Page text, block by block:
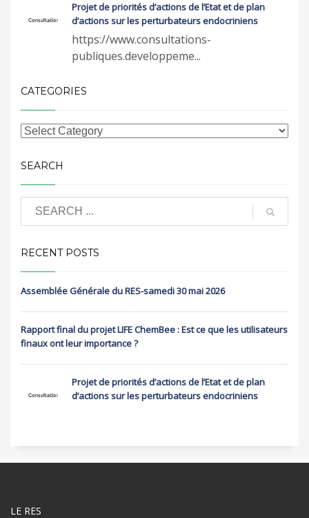
Projet de priorités d’actions de l’Etat et de plan
d’actions sur les perturbateurs endocriniens
https://www.consultations-
publiques.developpeme...
CATEGORIES
SEARCH
RECENT POSTS
Assemblée Générale du RES-samedi 30 mai 2026
Rapport final du projet LIFE ChemBee : Est ce que les utilisateurs
finaux ont leur importance ?
Projet de priorités d’actions de l’Etat et de plan
d’actions sur les perturbateurs endocriniens
LE RES